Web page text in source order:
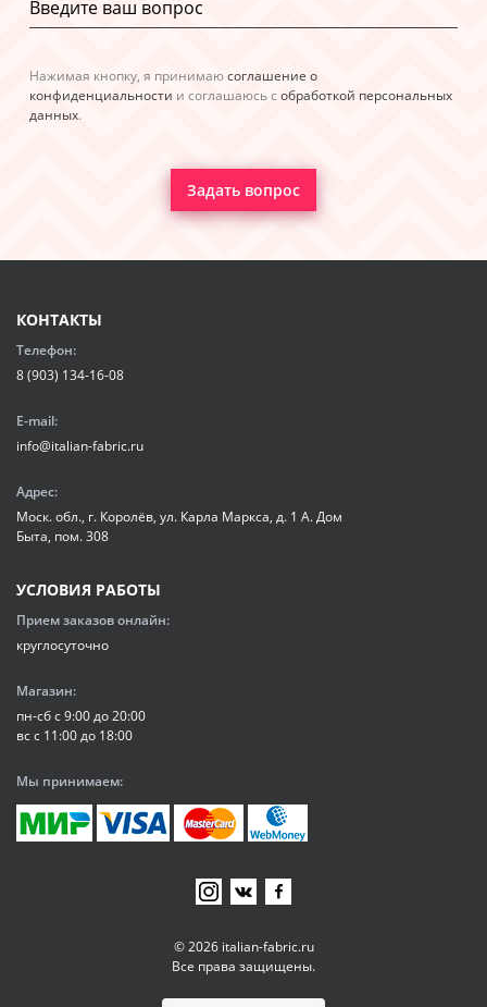
Нажимая кнопку, я принимаюсоглашение о
конфиденциальности и соглашаюсь с обработкой персональных
данных.
Задать вопрос
© 2026 italian-fabric.ru
Все права защищены.
КОНТАКТЫ
Телефон:
8 (903) 134-16-08
E-mail:
info@italian-fabric.ru
Адрес:
Моск. обл., г. Королёв, ул. Карла Маркса, д. 1 А. Дом
Быта, пом. 308
УСЛОВИЯ РАБОТЫ
Прием заказов онлайн:
круглосуточно
Магазин:
пн-сб с 9:00 до 20:00
вс с 11:00 до 18:00
Мы принимаем: